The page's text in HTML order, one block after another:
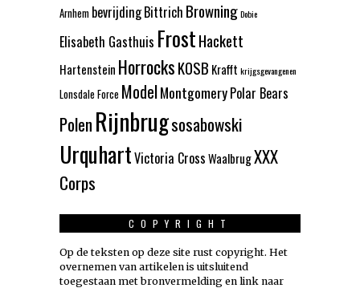
Arnhem bevrijdingBittrich BrowningDobie
Elisabeth Gasthuis FrostHackett
Hartenstein HorrocksKOSB Krafft krijgsgevangenen
Lonsdale Force ModelMontgomeryPolar Bears
PolenRijnbrugsosabowski
UrquhartVictoria CrossWaalbrugXXX
Corps
COPYRIGHT
Op de teksten op deze site rust copyright. Het
overnemen van artikelen is uitsluitend
toegestaan met bronvermelding en link naar